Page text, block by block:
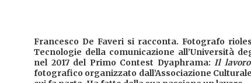
Francesco De Faveri si racconta. Fotografo
Tecnologie della comunicazione all’Università
nel 2017 del Primo Contest Dyaphrama: Il
fotografico organizzato dall’Associazione